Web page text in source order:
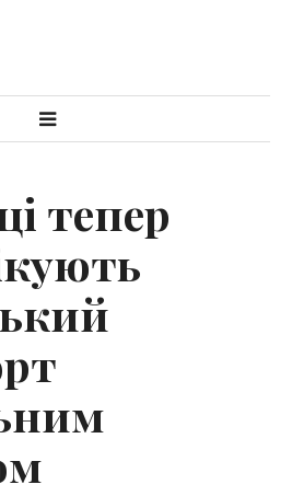
тепер